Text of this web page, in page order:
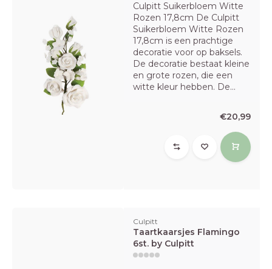
Culpitt Suikerbloem Witte
Rozen 17,8cm De Culpitt
Suikerbloem Witte Rozen
17,8cm is een prachtige
decoratie voor op baksels.
De decoratie bestaat kleine
en grote rozen, die een
witte kleur hebben. De...
€20,99
Culpitt
Taartkaarsjes Flamingo
6st. by Culpitt